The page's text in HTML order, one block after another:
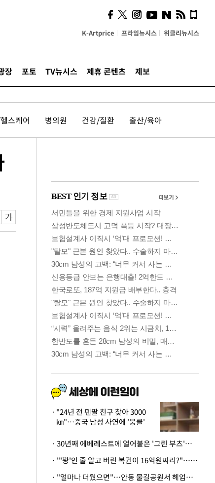
K-Artprice 프라임뉴시스 위클리뉴시스
장 포토 TV뉴시스 제휴 콘텐츠 제보
스케어 병의원 건강/질환 출산/육아
사이 해답 찾았죠"…알을
깨고 나온 '초자아'
"24년 전 펜팔 친구 찾아 3000
㎞"…중국 남성 사연에 '뭉클'
· 30년째 에베레스트에 얼어붙은 '그린 부츠'…드디어 가족 품으로
· "'꽝'인 줄 알고 버린 복권이 16억원짜리?"…극적으로 되찾은 사연
· "얼마나 더웠으면"…안동 물길공원서 헤엄친 구렁이 '소동'